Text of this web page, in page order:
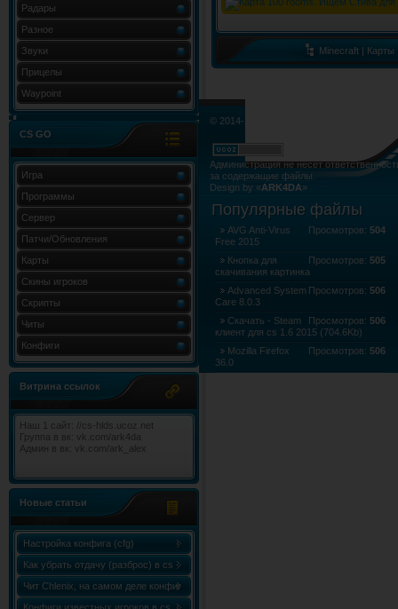
Радары
Разное
Звуки
Прицелы
Waypoint
CS GO
Игра
Программы
Сервер
Патчи/Обновления
Карты
Скины игроков
Скрипты
Читы
Конфиги
Витрина ссылок
Наш 1 сайт: //cs-hlds.ucoz.net
Группа в вк: vk.com/ark4da
Админ в вк: vk.com/ark_alex
Новые статьи
Настройка конфига (cfg)
Как убрать отдачу (разброс) в cs
1.6
Чит Chlenix, на самом деле конфиг
Chlenix.cfg, для knife!
Minecraft | Карты
© 2014-2015. Все права не нарушены.
Администрация не несёт
за содержащие файлы.
Design by «ARK4DA»
Популярные файлы
Просмотров: 504
AVG Anti-Virus
Free 2015
Просмотров: 505
Кнопка для
скачивания картинка
Просмотров: 506
Advanced System
Care 8.0.3
Просмотров: 506
Скачать - Steam
клиент для cs 1.6 2015 (704.6Kb)
Просмотров: 506
Mozilla Firefox
36.0